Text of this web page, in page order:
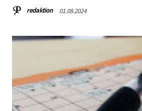
redaktion 01.08.2024